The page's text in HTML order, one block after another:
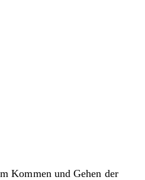
Kommen und Gehen der